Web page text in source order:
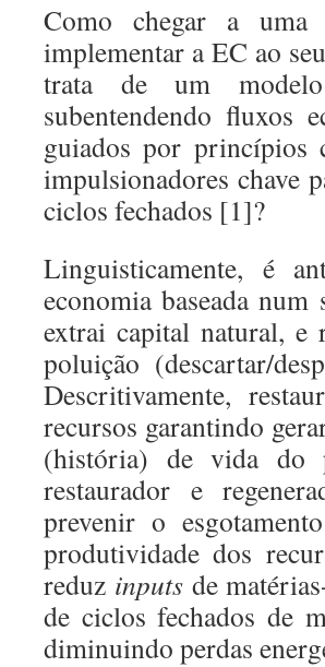
Como chegar a
implementar a EC ao
trata de um
subentendendo fluxos
guiados por princípios
impulsionadores chave
ciclos fechados [1]?
Linguisticamente, é
economia baseada
extrai capital natural, e
poluição (descartar/
Descritivamente,
recursos garantindo
(história) de vida do
restaurador e
prevenir o
produtividade dos
reduz inputsde
de ciclos fechados de
diminuindo perdas